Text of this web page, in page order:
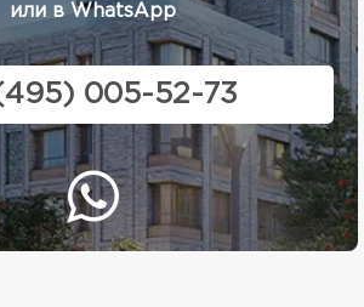
или в WhatsApp
005-52-73